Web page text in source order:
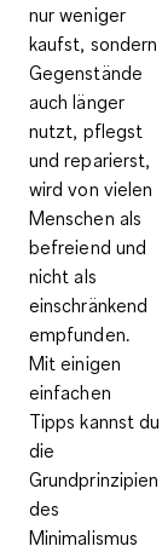
nur weniger
kaufst, sondern
Gegenstände
auch länger
nutzt, pflegst
und reparierst,
wird von vielen
Menschen als
befreiend und
nicht als
einschränkend
empfunden.
Mit einigen
einfachen
Tipps kannst du
die
Grundprinzipien
des
Minimalismus